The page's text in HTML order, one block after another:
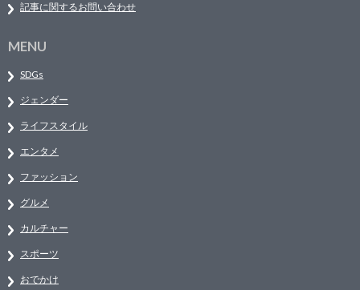
記事に関するお問い合わせ
MENU
SDGs
ジェンダー
ライフスタイル
エンタメ
ファッション
グルメ
カルチャー
スポーツ
おでかけ